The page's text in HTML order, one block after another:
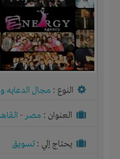
النوع : مجال الدعايه
العنوان : مصر-
يحتاج إلي : تسويق